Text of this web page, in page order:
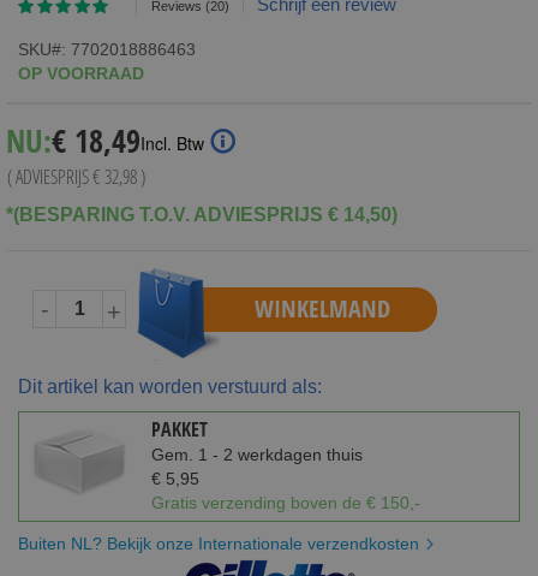
Reviews (20)
SKU
7702018886463
OP VOORRAAD
NU: Special
Price
€ 18,49Incl. Btw
( ADVIESPRIJS€ 32,98)
*(BESPARING T.O.V. ADVIESPRIJS € 14,50)
- + WINKELMAND
Dit artikel kan worden verstuurd als:
PAKKET
Gem. 1 - 2 werkdagen thuis
€ 5,95
Gratis verzending boven de € 150,-
Buiten NL? Bekijk onze Internationale verzendkosten